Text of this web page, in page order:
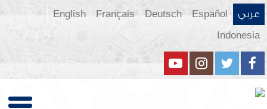
عربي Español
Deutsch
Français
English
Indonesia